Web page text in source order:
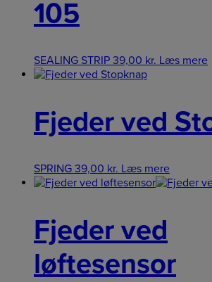
105
SEALING STRIP 39,00 kr. Læs mere
Fjeder ved
SPRING 39,00 kr. Læs mere
Fjeder ved
løftesensor